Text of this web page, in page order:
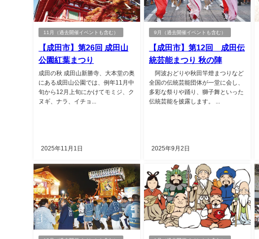
11月（過去開催イベントも含む）
【成田市】第26回 成田山
公園紅葉まつり
成田の秋 成田山新勝寺、大本堂の奥
にある成田山公園では、例年11月中
旬から12月上旬にかけてモミジ、ク
ヌギ、ナラ、イチョ...
2025年11月1日
9月（過去開催イベントも含む）
【成田市】第12回 成田伝
統芸能まつり 秋の陣
阿波おどりや秋田竿燈まつりなど
全国の伝統芸能団体が一堂に会し、
多彩な祭りや踊り、獅子舞といった
伝統芸能を披露します。 ...
2025年9月2日